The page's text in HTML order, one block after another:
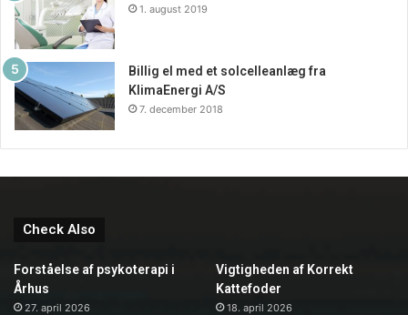
1. august 2019
Billig el med et solcelleanlæg fra
KlimaEnergi A/S
7. december 2018
Check Also
Forståelse af psykoterapi i
Århus
27. april 2026
Vigtigheden af Korrekt
Kattefoder
18. april 2026